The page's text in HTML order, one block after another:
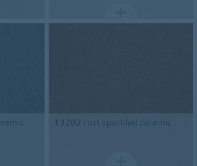
13202 rust speckled ceramic